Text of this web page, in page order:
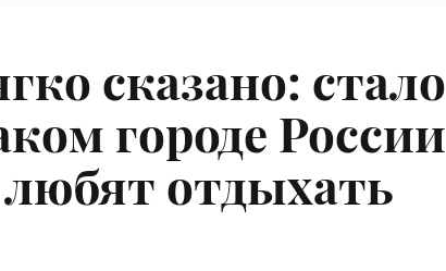
сказано: стало
городе России
отдыхать